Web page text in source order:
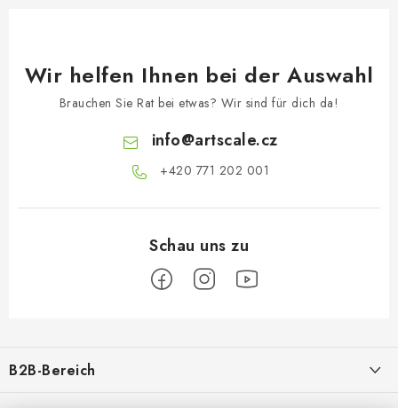
Wir helfen Ihnen bei der Auswahl
Brauchen Sie Rat bei etwas? Wir sind für dich da!
info@artscale.cz
+420 771 202 001​
ßB2B-Bereich